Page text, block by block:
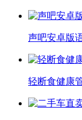
声吧安卓版
轻断食健康